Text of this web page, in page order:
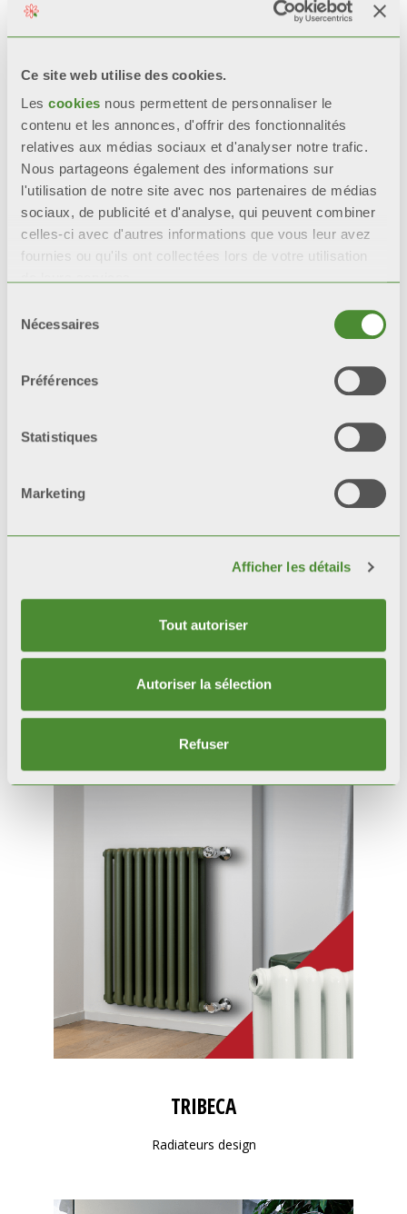
Ce site web utilise des cookies.
Les cookies nous permettent de personnaliser le
contenu et les annonces, d'offrir des fonctionnalités
relatives aux médias sociaux et d'analyser notre trafic.
Nous partageons également des informations sur
l'utilisation de notre site avec nos partenaires de médias
sociaux, de publicité et d'analyse, qui peuvent combiner
celles-ci avec d'autres informations que vous leur avez
fournies ou qu'ils ont collectées lors de votre utilisation
Nécessaires
Préférences
Statistiques
Marketing
Afficher les détails
Tout autoriser
Autoriser la sélection
Refuser
RÉSISTANCE CERTIFIÉE
accélérée*, les radiateurs
avec une double couche de
peinturerestent 200%
plus
intacts que les radiateurs
avec une seule couche de
peinture.
*tests de référence : test en
brouillard salin et test
humidistatique.
Produits
connexes
TRIBECA
Radiateurs design